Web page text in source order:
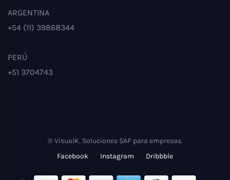
ARGENTINA
+54 (11) 39868344
PERÚ
+51 3704743
® VisualK. Soluciones SAP para empresas.
Facebook
Instagram Dribbble